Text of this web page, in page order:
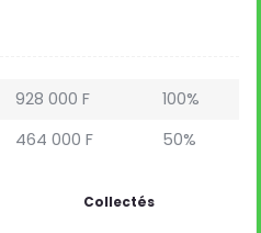
928 000 F
100%
464 000 F 50%
Collectés